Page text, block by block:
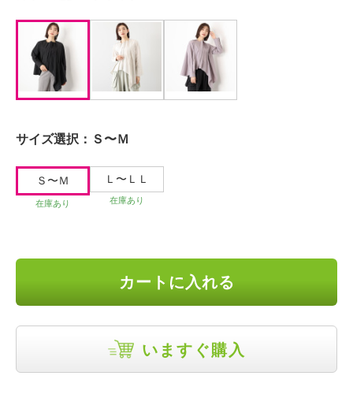
サイズ選択： Ｓ〜Ｍ
Ｓ〜Ｍ
在庫あり
Ｌ〜ＬＬ
在庫あり
カートに入れる
いますぐ購入